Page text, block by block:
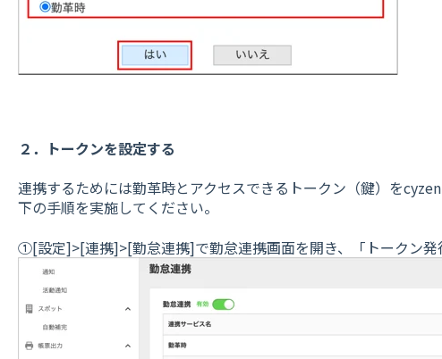
２．トークンを設定する
連携するためには勤革時とアクセスできるトークン（鍵）を
下の手順を実施してください。
①[設定]>[連携]>[勤怠連携]で勤怠連携画面を開き、「トークン発